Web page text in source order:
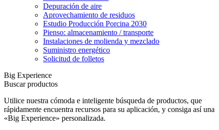
Depuración de aire
Aprovechamiento de residuos
Estudio Producción Porcina 2030
Pienso: almacenamiento / transporte
Instalaciones de molienda y mezclado
Suministro energético
Solicitud de folletos
Big Experience
Buscar productos
Utilice nuestra cómoda e inteligente búsqueda de productos, que
rápidamente encuentra recursos para su aplicación, y consiga así una
«Big Experience» personalizada.